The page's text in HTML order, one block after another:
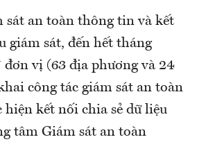
sát an toàn thông tin và kết
giám sát, đến hết tháng
đơn vị (63 địa phương và 24
công tác giám sát an toàn
kết nối chia sẻ dữ liệu
tâm Giám sát an toàn